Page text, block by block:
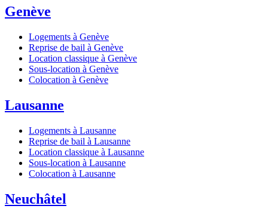
Genève
Logements à Genève
Reprise de bail à Genève
Location classique à Genève
Sous-location à Genève
Colocation à Genève
Lausanne
Logements à Lausanne
Reprise de bail à Lausanne
Location classique à Lausanne
Sous-location à Lausanne
Colocation à Lausanne
Neuchâtel